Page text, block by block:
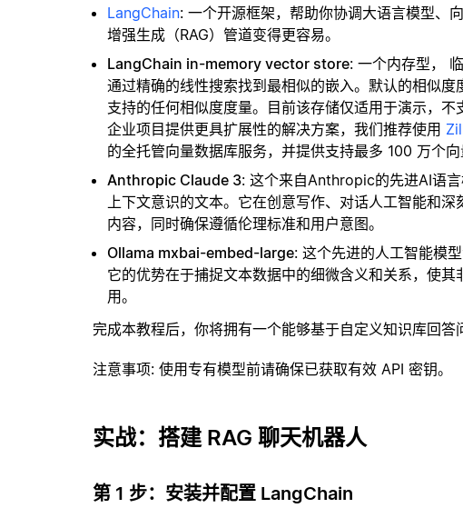
LangChain: 一个开源框架，帮助你协调大语言模型、
增强生成（RAG）管道变得更容易。
LangChain in-memory vector store: 一个内存型，
通过精确的线性搜索找到最相似的嵌入。默认的相似
支持的任何相似度度量。目前该存储仅适用于演示，
企业项目提供更具扩展性的解决方案，我们推荐使用
的全托管向量数据库服务，并提供支持最多 100 万个
Anthropic Claude 3: 这个来自Anthropic的先进AI语
上下文意识的文本。它在创意写作、对话人工智能和
内容，同时确保遵循伦理标准和用户意图。
Ollama mxbai-embed-large: 这个先进的人工智能模
它的优势在于捕捉文本数据中的细微含义和关系，使
用。
完成本教程后，你将拥有一个能够基于自定义知识库回答
注意事项: 使用专有模型前请确保已获取有效 API 密钥。
实战：搭建 RAG 聊天机器人
第 1 步：安装并配置 LangChain